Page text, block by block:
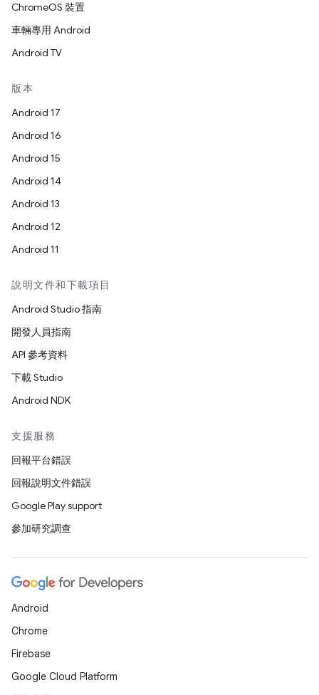
ChromeOS 裝置
車輛專用 Android
Android TV
版本
Android 17
Android 16
Android 15
Android 14
Android 13
Android 12
Android 11
說明文件和下載項目
Android Studio 指南
開發人員指南
API 參考資料
下載 Studio
Android NDK
支援服務
回報平台錯誤
回報說明文件錯誤
Google Play support
參加研究調查
Android
Chrome
Firebase
Google Cloud Platform